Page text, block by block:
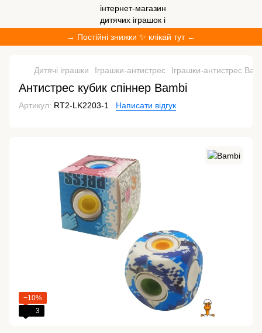
→ Постійні знижки ✨ клікай тут ←
Дитячі іграшки Іграшки-антистрес Іграшки-антистрес
Антистрес кубик спіннер Bambi
Артикул: RT2-LK2203-1 Написати відгук
−10%
3